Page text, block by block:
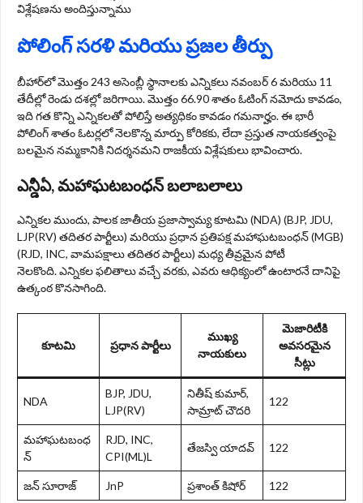
విశ్లేషణను అందిస్తున్నాము
పోలింగ్ సరళి మరియు ప్రజల తీర్పు
బీహార్‌లో మొత్తం 243 అసెంబ్లీ స్థానాలకు ఎన్నికలు నవంబర్ 6 మరియు 11
తేదీల్లో రెండు దశల్లో జరిగాయి. మొత్తం 66.90 శాతం ఓటింగ్ నమోదు కావడం,
ఇది గత కొన్ని ఎన్నికలతో పోలిస్తే అత్యధికం కావడం గమనార్హం. ఈ భారీ
పోలింగ్ శాతం ఓటర్లలో నెలకొన్న మార్పు కోరికకు, లేదా ప్రస్తుత నాయకత్వంపై
బలమైన నమ్మకానికి నిదర్శనమని రాజకీయ విశ్లేషకులు భావించారు.
ఎన్డీఏ, మహాఘటబంధన్ బలాబలాలు
ఎన్నికల ముందు, పాలక జాతీయ ప్రజాస్వామ్య కూటమి (NDA) (BJP, JDU,
LJP(RV) తదితర పార్టీలు) మరియు ప్రధాన ప్రతిపక్ష మహాఘటబంధన్ (MGB)
(RJD, INC, వామపక్షాలు తదితర పార్టీలు) మధ్య తీవ్రమైన పోటీ
నెలకొంది. ఎన్నికల ఫలితాలు వచ్చే వరకు, ఎవరు ఆధిక్యంలో ఉంటారనే దానిపై
ఉత్కంఠ కొనసాగింది.
కూటమి ప్రధాన పార్టీలు
ముఖ్య
నాయకులు
మెజారిటీకి
అవసరమైన
సీట్లు
NDA
BJP, JDU,
LJP(RV)
నితీష్ కుమార్,
సామ్రాట్ చౌదరి
122
మహాఘటబంధ
న్
RJD, INC,
CPI(ML)L
తేజస్వి యాదవ్ 122
జన్ సూరాజ్ JnP ప్రశాంత్ కిషోర్ 122